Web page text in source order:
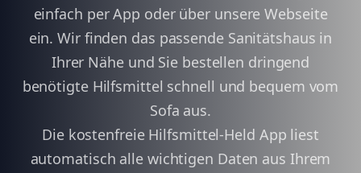
einfach per App oder über unsere Webseite
ein. Wir finden das passende Sanitätshaus in
Ihrer Nähe und Sie bestellen dringend
benötigte Hilfsmittel schnell und bequem vom
Sofa aus.
Die kostenfreie Hilfsmittel-Held App liest
automatisch alle wichtigen Daten aus Ihrem